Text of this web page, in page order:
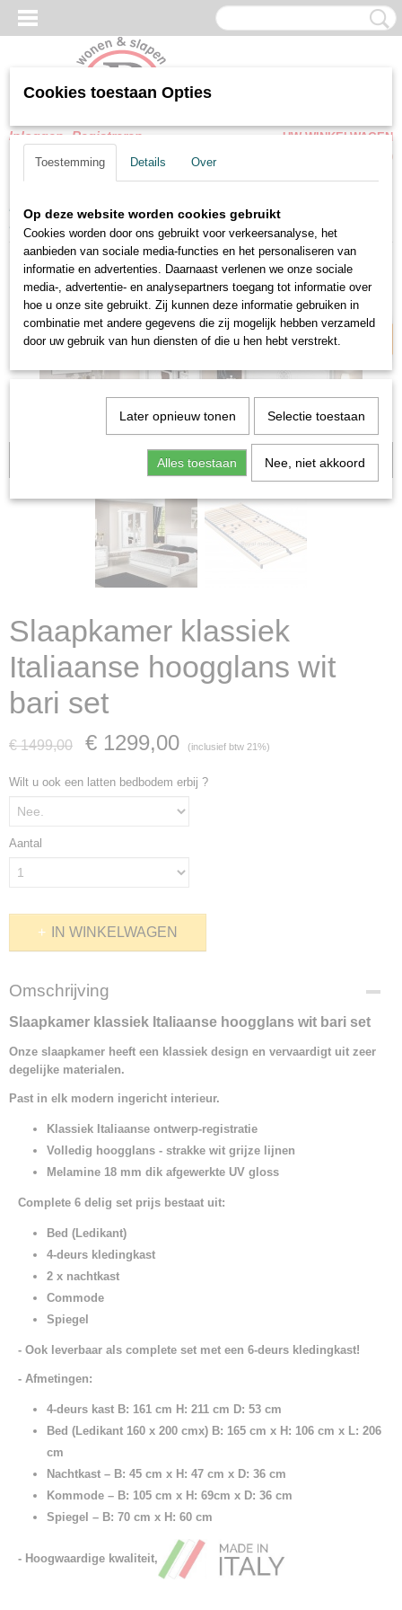
Inloggen Registreren
UW WINKELWAGEN
(0)
Home > SHOWROOM - OP=OP-SALE
Slaapkamer klassiek
Italiaanse hoogglans wit bari set
Aanbieding!
Direct leverbaar
Slaapkamer klassiek
Italiaanse hoogglans wit
bari set
€ 1499,00 € 1299,00 (inclusief btw 21%)
Wilt u ook een latten bedbodem erbij ?
Aantal
IN WINKELWAGEN
Omschrijving
Slaapkamer klassiek Italiaanse hoogglans wit bari set
Onze slaapkamer heeft een klassiek design en vervaardigt uit zeer
degelijke materialen.
Past in elk modern ingericht interieur.
Klassiek Italiaanse ontwerp-registratie
Volledig hoogglans - strakke wit grijze lijnen
Melamine 18 mm dik afgewerkte UV gloss
Complete 6 delig set prijs bestaat uit:
Bed (Ledikant)
4-deurs kledingkast
2 x nachtkast
Commode
Spiegel
- Ook leverbaar als complete set met een 6-deurs kledingkast!
- Afmetingen:
4-deurs kast B: 161 cm H: 211 cm D: 53 cm
Bed (Ledikant 160 x 200 cmx) B: 165 cm x H: 106 cm x L: 206
cm
Nachtkast – B: 45 cm x H: 47 cm x D: 36 cm
Kommode – B: 105 cm x H: 69cm x D: 36 cm
Spiegel – B: 70 cm x H: 60 cm
- Hoogwaardige kwaliteit,
Cookies toestaan Opties
Toestemming Details Over
Op deze website worden cookies gebruikt
Cookies worden door ons gebruikt voor verkeersanalyse, het
aanbieden van sociale media-functies en het personaliseren van
informatie en advertenties. Daarnaast verlenen we onze sociale
media-, advertentie- en analysepartners toegang tot informatie over
hoe u onze site gebruikt. Zij kunnen deze informatie gebruiken in
combinatie met andere gegevens die zij mogelijk hebben verzameld
door uw gebruik van hun diensten of die u hen hebt verstrekt.
Later opnieuw tonen Selectie toestaan
Alles toestaan Nee, niet akkoord